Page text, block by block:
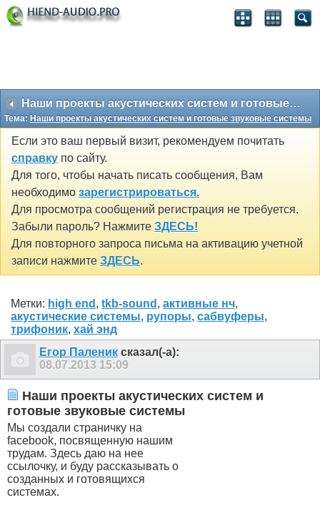
Наши проекты акустических систем и готовые звуковые системы
Тема: Наши проекты акустических систем и готовые звуковые системы
Если это ваш первый визит, рекомендуем почитать
справку по сайту.
Для того, чтобы начать писать сообщения, Вам
необходимо зарегистрироваться.
Для просмотра сообщений регистрация не требуется.
Забыли пароль? Нажмите ЗДЕСЬ!
Для повторного запроса письма на активацию учетной
записи нажмите ЗДЕСЬ.
Метки: high end , tkb-sound , активные нч,
акустические системы, рупоры, сабвуферы,
трифоник, хай энд
Егор Паленик сказал(-а):
08.07.2013 15:09
Наши проекты акустических систем и
готовые звуковые системы
Мы создали страничку на
facebook, посвященную нашим
трудам. Здесь даю на нее
ссылочку, и буду рассказывать о
созданных и готовящихся
системах.